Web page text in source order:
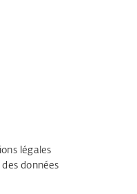
légales
données